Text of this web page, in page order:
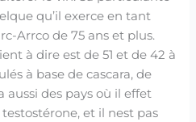
qu’il exerce en tant
Arrco de 75 ans et plus.
à dire est de 51 et de 42 à
à base de cascara, de
aussi des pays où il effet
et il nest pas